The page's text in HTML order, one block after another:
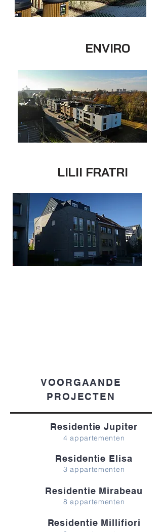
ENVIRO
LILII FRATRI
VOORGAANDE
PROJECTEN
Residentie Jupiter
4 appartementen
Residentie Elisa
3 appartementen
Residentie Mirabeau
8 appartementen
Residentie Millifiori